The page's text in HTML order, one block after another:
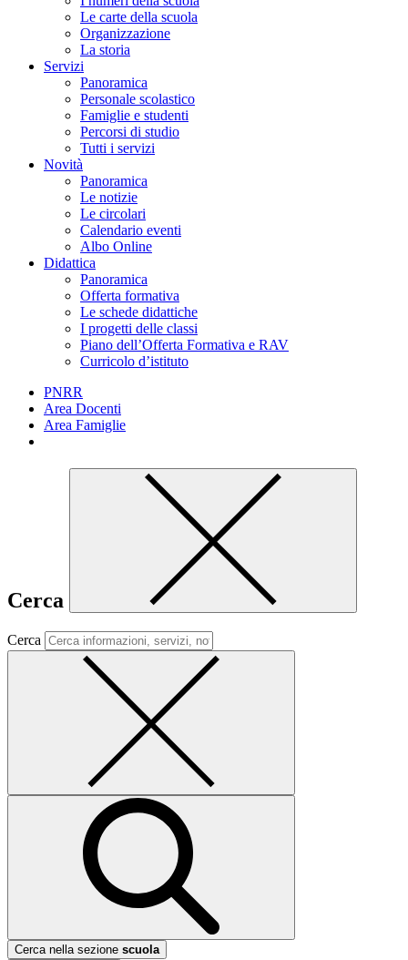
Le carte della scuola
Organizzazione
La storia
Servizi
Panoramica
Personale scolastico
Famiglie e studenti
Percorsi di studio
Tutti i servizi
Novità
Panoramica
Le notizie
Le circolari
Calendario eventi
Albo Online
Didattica
Panoramica
Offerta formativa
Le schede didattiche
I progetti delle classi
Piano dell’Offerta Formativa e RAV
Curricolo d’istituto
PNRR
Area Docenti
Area Famiglie
Cerca
Cerca
Cerca nella sezione scuola